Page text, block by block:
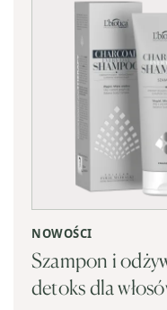
NOWOŚCI
Szampon i
detoks dla